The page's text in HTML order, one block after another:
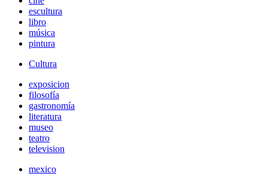
escultura
libro
música
pintura
Cultura
exposicion
filosofía
gastronomía
literatura
museo
teatro
television
mexico